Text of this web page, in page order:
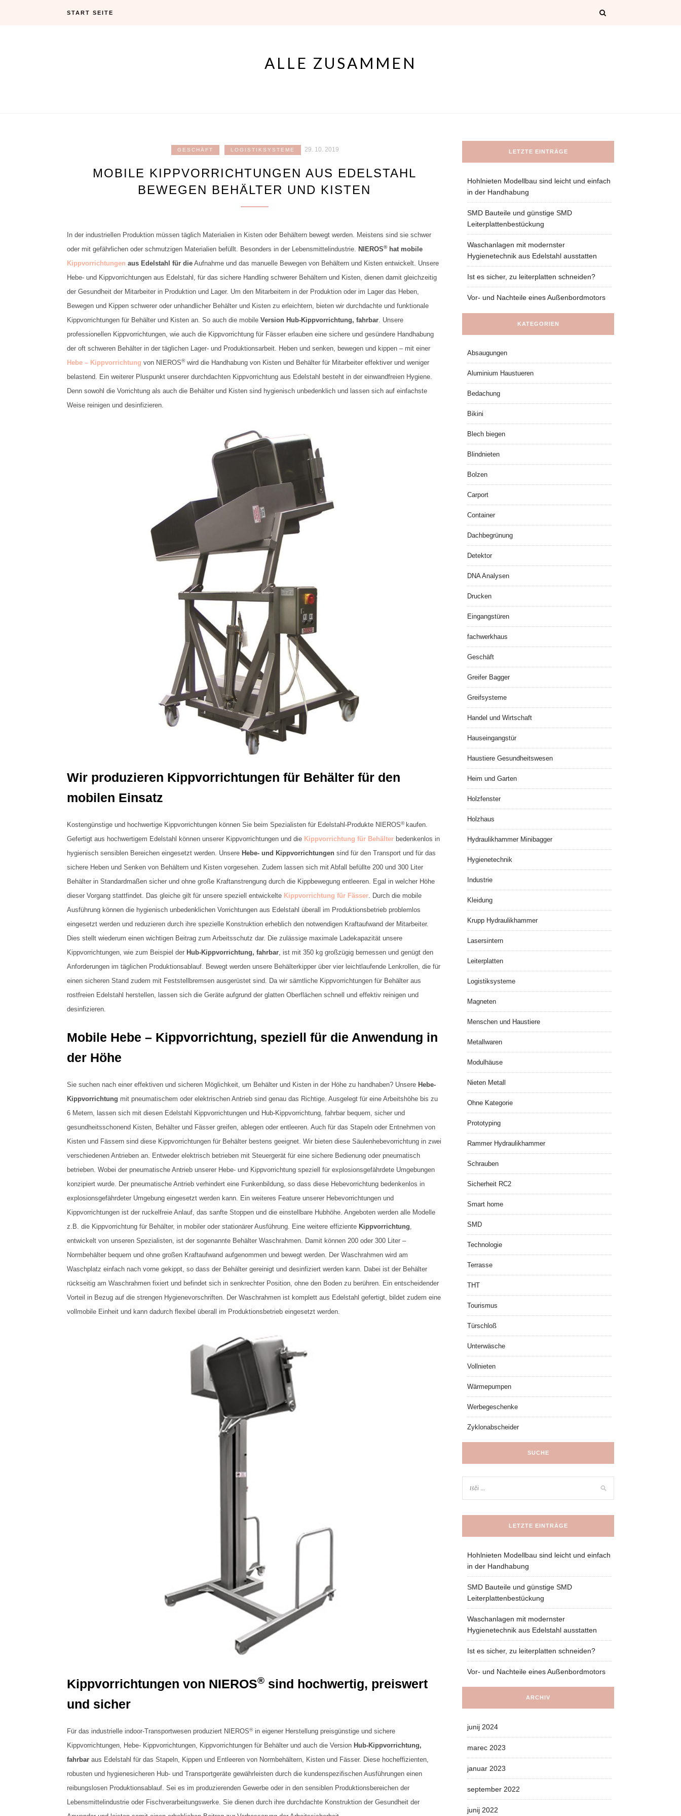
START SEITE
ALLE ZUSAMMEN
GESCHÄFT LOGISTIKSYSTEME 29. 10. 2019
MOBILE KIPPVORRICHTUNGEN AUS EDELSTAHL
BEWEGEN BEHÄLTER UND KISTEN
In der industriellen Produktion müssen täglich Materialien in Kisten oder Behältern bewegt werden. Meistens sind sie schwer
oder mit gefährlichen oder schmutzigen Materialien befüllt. Besonders in der Lebensmittelindustrie. NIEROS®hat mobile
Kippvorrichtungen aus Edelstahl für die Aufnahme und das manuelle Bewegen von Behältern und Kisten entwickelt. Unsere
Hebe- und Kippvorrichtungen aus Edelstahl, für das sichere Handling schwerer Behältern und Kisten, dienen damit gleichzeitig
der Gesundheit der Mitarbeiter in Produktion und Lager. Um den Mitarbeitern in der Produktion oder im Lager das Heben,
Bewegen und Kippen schwerer oder unhandlicher Behälter und Kisten zu erleichtern, bieten wir durchdachte und funktionale
Kippvorrichtungen für Behälter und Kisten an. So auch die mobile Version Hub-Kippvorrichtung, fahrbar. Unsere
professionellen Kippvorrichtungen, wie auch die Kippvorrichtung für Fässer erlauben eine sichere und gesündere Handhabung
der oft schweren Behälter in der täglichen Lager- und Produktionsarbeit. Heben und senken, bewegen und kippen – mit einer
Hebe – Kippvorrichtung von NIEROS®wird die Handhabung von Kisten und Behälter für Mitarbeiter effektiver und weniger
belastend. Ein weiterer Pluspunkt unserer durchdachten Kippvorrichtung aus Edelstahl besteht in der einwandfreien Hygiene.
Denn sowohl die Vorrichtung als auch die Behälter und Kisten sind hygienisch unbedenklich und lassen sich auf einfachste
Weise reinigen und desinfizieren.
Wir produzieren Kippvorrichtungen für Behälter für den
mobilen Einsatz
Kostengünstige und hochwertige Kippvorrichtungen können Sie beim Spezialisten für Edelstahl-Produkte NIEROS® kaufen.
Gefertigt aus hochwertigem Edelstahl können unserer Kippvorrichtungen und die Kippvorrichtung für Behälter bedenkenlos in
hygienisch sensiblen Bereichen eingesetzt werden. Unsere Hebe- und Kippvorrichtungen sind für den Transport und für das
sichere Heben und Senken von Behältern und Kisten vorgesehen. Zudem lassen sich mit Abfall befüllte 200 und 300 Liter
Behälter in Standardmaßen sicher und ohne große Kraftanstrengung durch die Kippbewegung entleeren. Egal in welcher Höhe
dieser Vorgang stattfindet. Das gleiche gilt für unsere speziell entwickelte Kippvorrichtung für Fässer. Durch die mobile
Ausführung können die hygienisch unbedenklichen Vorrichtungen aus Edelstahl überall im Produktionsbetrieb problemlos
eingesetzt werden und reduzieren durch ihre spezielle Konstruktion erheblich den notwendigen Kraftaufwand der Mitarbeiter.
Dies stellt wiederum einen wichtigen Beitrag zum Arbeitsschutz dar. Die zulässige maximale Ladekapazität unsere
Kippvorrichtungen, wie zum Beispiel der Hub-Kippvorrichtung, fahrbar, ist mit 350 kg großzügig bemessen und genügt den
Anforderungen im täglichen Produktionsablauf. Bewegt werden unsere Behälterkipper über vier leichtlaufende Lenkrollen, die für
einen sicheren Stand zudem mit Feststellbremsen ausgerüstet sind. Da wir sämtliche Kippvorrichtungen für Behälter aus
rostfreien Edelstahl herstellen, lassen sich die Geräte aufgrund der glatten Oberflächen schnell und effektiv reinigen und
desinfizieren.
Mobile Hebe – Kippvorrichtung, speziell für die Anwendung in
der Höhe
Sie suchen nach einer effektiven und sicheren Möglichkeit, um Behälter und Kisten in der Höhe zu handhaben? Unsere Hebe-
Kippvorrichtung mit pneumatischem oder elektrischen Antrieb sind genau das Richtige. Ausgelegt für eine Arbeitshöhe bis zu
6 Metern, lassen sich mit diesen Edelstahl Kippvorrichtungen und Hub-Kippvorrichtung, fahrbar bequem, sicher und
gesundheitsschonend Kisten, Behälter und Fässer greifen, ablegen oder entleeren. Auch für das Stapeln oder Entnehmen von
Kisten und Fässern sind diese Kippvorrichtungen für Behälter bestens geeignet. Wir bieten diese Säulenhebevorrichtung in zwei
verschiedenen Antrieben an. Entweder elektrisch betrieben mit Steuergerät für eine sichere Bedienung oder pneumatisch
betrieben. Wobei der pneumatische Antrieb unserer Hebe- und Kippvorrichtung speziell für explosionsgefährdete Umgebungen
konzipiert wurde. Der pneumatische Antrieb verhindert eine Funkenbildung, so dass diese Hebevorrichtung bedenkenlos in
explosionsgefährdeter Umgebung eingesetzt werden kann. Ein weiteres Feature unserer Hebevorrichtungen und
Kippvorrichtungen ist der ruckelfreie Anlauf, das sanfte Stoppen und die einstellbare Hubhöhe. Angeboten werden alle Modelle
z.B. die Kippvorrichtung für Behälter, in mobiler oder stationärer Ausführung. Eine weitere effiziente Kippvorrichtung,
entwickelt von unseren Spezialisten, ist der sogenannte Behälter Waschrahmen. Damit können 200 oder 300 Liter –
Normbehälter bequem und ohne großen Kraftaufwand aufgenommen und bewegt werden. Der Waschrahmen wird am
Waschplatz einfach nach vorne gekippt, so dass der Behälter gereinigt und desinfiziert werden kann. Dabei ist der Behälter
rückseitig am Waschrahmen fixiert und befindet sich in senkrechter Position, ohne den Boden zu berühren. Ein entscheidender
Vorteil in Bezug auf die strengen Hygienevorschriften. Der Waschrahmen ist komplett aus Edelstahl gefertigt, bildet zudem eine
vollmobile Einheit und kann dadurch flexibel überall im Produktionsbetrieb eingesetzt werden.
Kippvorrichtungen von NIEROS® sind hochwertig, preiswert
und sicher
Für das industrielle indoor-Transportwesen produziert NIEROS®in eigener Herstellung preisgünstige und sichere
Kippvorrichtungen, Hebe- Kippvorrichtungen, Kippvorrichtungen für Behälter und auch die Version Hub-Kippvorrichtung,
fahrbar aus Edelstahl für das Stapeln, Kippen und Entleeren von Normbehältern, Kisten und Fässer. Diese hocheffizienten,
robusten und hygienesicheren Hub- und Transportgeräte gewährleisten durch die kundenspezifischen Ausführungen einen
reibungslosen Produktionsablauf. Sei es im produzierenden Gewerbe oder in den sensiblen Produktionsbereichen der
Lebensmittelindustrie oder Fischverarbeitungswerke. Sie dienen durch ihre durchdachte Konstruktion der Gesundheit der
LETZTE EINTRÄGE
Hohlnieten Modellbau sind leicht und einfach
in der Handhabung
SMD Bauteile und günstige SMD
Leiterplattenbestückung
Waschanlagen mit modernster
Hygienetechnik aus Edelstahl ausstatten
Ist es sicher, zu leiterplatten schneiden?
Vor- und Nachteile eines Außenbordmotors
KATEGORIEN
Absaugungen
Aluminium Haustueren
Bedachung
Bikini
Blech biegen
Blindnieten
Bolzen
Carport
Container
Dachbegrünung
Detektor
DNA Analysen
Drucken
Eingangstüren
fachwerkhaus
Geschäft
Greifer Bagger
Greifsysteme
Handel und Wirtschaft
Hauseingangstür
Haustiere Gesundheitswesen
Heim und Garten
Holzfenster
Holzhaus
Hydraulikhammer Minibagger
Hygienetechnik
Industrie
Kleidung
Krupp Hydraulikhammer
Lasersintern
Leiterplatten
Logistiksysteme
Magneten
Menschen und Haustiere
Metallwaren
Modulhäuse
Nieten Metall
Ohne Kategorie
Prototyping
Rammer Hydraulikhammer
Schrauben
Sicherheit RC2
Smart home
SMD
Technologie
Terrasse
THT
Tourismus
Türschloß
Unterwäsche
Vollnieten
Wärmepumpen
Werbegeschenke
Zyklonabscheider
SUCHE
LETZTE EINTRÄGE
Hohlnieten Modellbau sind leicht und einfach
in der Handhabung
SMD Bauteile und günstige SMD
Leiterplattenbestückung
Waschanlagen mit modernster
Hygienetechnik aus Edelstahl ausstatten
Ist es sicher, zu leiterplatten schneiden?
Vor- und Nachteile eines Außenbordmotors
ARCHIV
junij 2024
marec 2023
januar 2023
september 2022
junij 2022